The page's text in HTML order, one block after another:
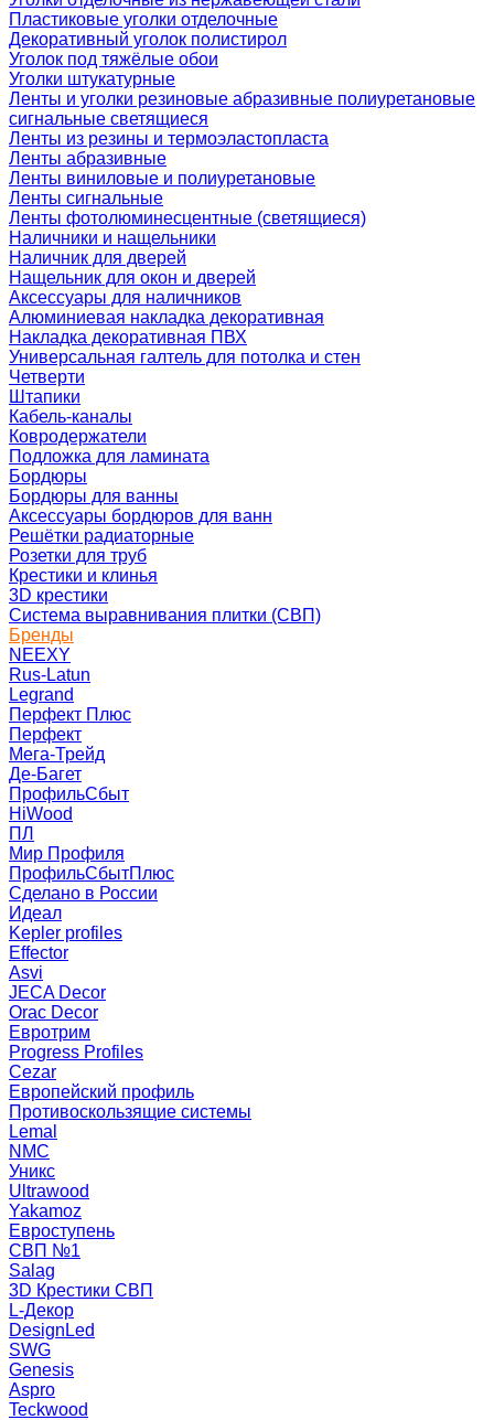
Пластиковые уголки отделочные
Декоративный уголок полистирол
Уголок под тяжёлые обои
Уголки штукатурные
Ленты и уголки резиновые абразивные полиуретановые
сигнальные светящиеся
Ленты из резины и термоэластопласта
Ленты абразивные
Ленты виниловые и полиуретановые
Ленты сигнальные
Ленты фотолюминесцентные (светящиеся)
Наличники и нащельники
Наличник для дверей
Нащельник для окон и дверей
Аксессуары для наличников
Алюминиевая накладка декоративная
Накладка декоративная ПВХ
Универсальная галтель для потолка и стен
Четверти
Штапики
Кабель-каналы
Ковродержатели
Подложка для ламината
Бордюры
Бордюры для ванны
Аксессуары бордюров для ванн
Решётки радиаторные
Розетки для труб
Крестики и клинья
3D крестики
Система выравнивания плитки (СВП)
Бренды
NEEXY
Rus-Latun
Legrand
Перфект Плюс
Перфект
Мега-Трейд
Де-Багет
ПрофильСбыт
HiWood
ПЛ
Мир Профиля
ПрофильСбытПлюс
Сделано в России
Идеал
Kepler profiles
Effector
Asvi
JECA Decor
Orac Decor
Евротрим
Progress Profiles
Cezar
Европейский профиль
Противоскользящие системы
Lemal
NMC
Уникс
Ultrawood
Yakamoz
Евроступень
СВП №1
Salag
3D Крестики СВП
L-Декор
DesignLed
SWG
Genesis
Aspro
Teckwood